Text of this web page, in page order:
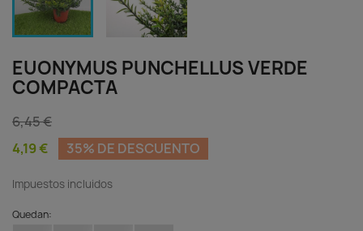
EUONYMUS PUNCHELLUS VERDE
COMPACTA
6,45 €
4,19 €
35% DE DESCUENTO
Impuestos incluidos
Quedan: